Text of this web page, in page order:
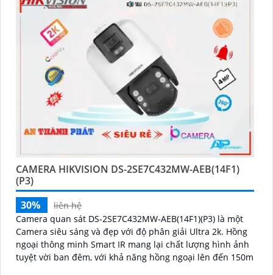
CAMERA HIKVISION DS-2SE7C432MW-AEB(14F1)
(P3)
30%
liên hệ
Camera quan sát DS-2SE7C432MW-AEB(14F1)(P3) là một
Camera siêu sáng và đẹp với độ phân giải Ultra 2k. Hồng
ngoại thông minh Smart IR mang lại chất lượng hình ảnh
tuyệt vời ban đêm, với khả năng hồng ngoại lên đến 150m